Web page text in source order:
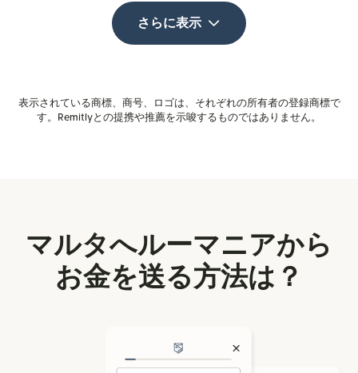
さらに表示
表示されている商標、商号、ロゴは、それぞれの所有者の登録商標で
す。Remitlyとの提携や推薦を示唆するものではありません。
マルタへルーマニアから
お金を送る方法は？